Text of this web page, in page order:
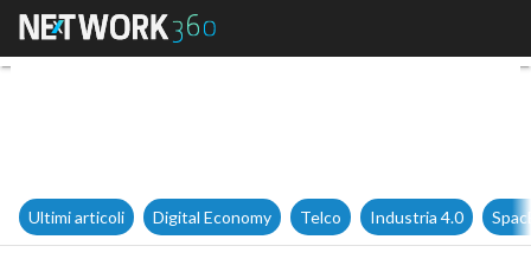
Come generare profitto
Ultimi articoli Digital Economy Telco Industria 4.0